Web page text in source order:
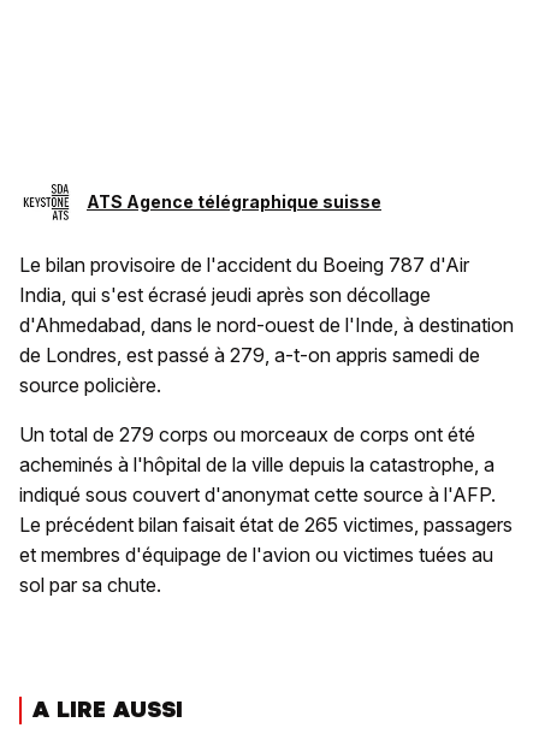
ATS Agence télégraphique suisse
Le bilan provisoire de l'accident du Boeing 787 d'Air
India, qui s'est écrasé jeudi après son décollage
d'Ahmedabad, dans le nord-ouest de l'Inde, à destination
de Londres, est passé à 279, a-t-on appris samedi de
source policière.
Un total de 279 corps ou morceaux de corps ont été
acheminés à l'hôpital de la ville depuis la catastrophe, a
indiqué sous couvert d'anonymat cette source à l'AFP.
Le précédent bilan faisait état de 265 victimes, passagers
et membres d'équipage de l'avion ou victimes tuées au
sol par sa chute.
A LIRE AUSSI